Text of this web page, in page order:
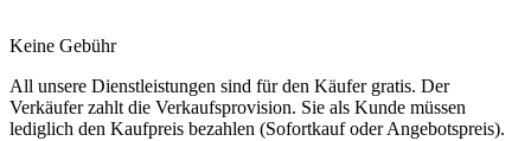
Keine Gebühr
All unsere Dienstleistungen sind für den Käufer gratis. Der
Verkäufer zahlt die Verkaufsprovision. Sie als Kunde müssen
lediglich den Kaufpreis bezahlen (Sofortkauf oder Angebotspreis).